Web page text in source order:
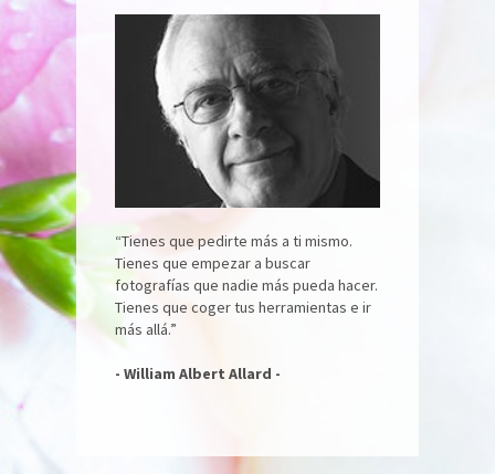
“Tienes que pedirte más a ti mismo.
Tienes que empezar a buscar
fotografías que nadie más pueda hacer.
Tienes que coger tus herramientas e ir
más allá.”
- William Albert Allard -